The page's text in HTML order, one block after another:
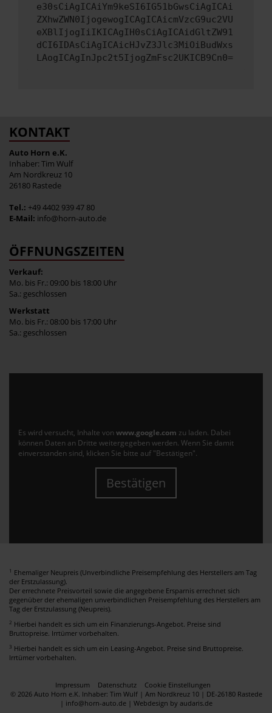
e30sCiAgICAiYm9keSI6IG51bGwsCiAgICAi
ZXhwZWN0IjogewogICAgICAicmVzcG9uc2VU
eXBlIjogIiIKICAgIH0sCiAgICAidGltZW91
dCI6IDAsCiAgICAicHJvZ3Jlc3MiOiBudWxs
LAogICAgInJpc2t5IjogZmFsc2UKICB9Cn0=
KONTAKT
Auto Horn e.K.
Inhaber: Tim Wulf
Am Nordkreuz 10
26180 Rastede
Tel.: +49 4402 939 47 80
E-Mail: info@horn-auto.de
ÖFFNUNGSZEITEN
Verkauf:
Mo. bis Fr.: 09:00 bis 18:00 Uhr
Sa.: geschlossen
Werkstatt
Mo. bis Fr.: 08:00 bis 17:00 Uhr
Sa.: geschlossen
Es wird versucht, Inhalte von www.google.com zu laden. Dabei
können Daten an Dritte weitergegeben werden. Wenn Sie damit
einverstanden sind, klicken Sie bitte auf "Bestätigen".
Bestätigen
1 Ehemaliger Neupreis (Unverbindliche Preisempfehlung des Herstellers am Tag
der Erstzulassung).
Der errechnete Preisvorteil sowie die angegebene Ersparnis errechnet sich
gegenüber der ehemaligen unverbindlichen Preisempfehlung des Herstellers am
Tag der Erstzulassung (Neupreis).
2 Hierbei handelt es sich um ein Finanzierungs-Angebot. Preise sind
Bruttopreise. Irrtümer vorbehalten.
3 Hierbei handelt es sich um ein Leasing-Angebot. Preise sind Bruttopreise.
Irrtümer vorbehalten.
Impressum Datenschutz
Cookie Einstellungen
© 2026 Auto Horn e.K. Inhaber: Tim Wulf | Am Nordkreuz 10 | DE-26180 Rastede
| info@horn-auto.de | Webdesign by audaris.de